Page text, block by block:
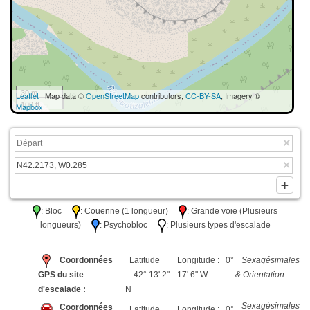
30 m
100 ft
Leaflet| Map data ©OpenStreetMapcontributors, CC-BY-SA, Imagery ©
Mapbox
: Bloc : Couenne (1 longueur)
: Grande voie (Plusieurs
longueurs)
: Psychobloc : Plusieurs types d'escalade
Coordonnées
GPS du site
d'escalade :
Latitude
: 42° 13' 2"
N
Longitude : 0°
17' 6" W
Sexagésimales
& Orientation
Coordonnées Sexagésimales